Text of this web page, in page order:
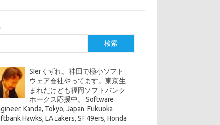
検索
SIerくずれ。神田で極小ソフト
ウェア会社やってます。東京生
まれだけども福岡ソフトバンク
ホークス応援中。 Software
Kanda, Tokyo, Japan. Fukuoka
Hawks, LA Lakers, SF 49ers, Honda